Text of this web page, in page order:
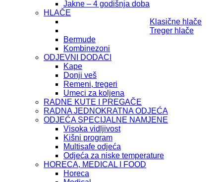
Jakne – 4 godišnja doba
HLAČE
Klasične hlače
Treger hlače
Bermude
Kombinezoni
ODJEVNI DODACI
Kape
Donji veš
Remeni, tregeri
Umeci za koljena
RADNE KUTE I PREGAČE
RADNA JEDNOKRATNA ODJEĆA
ODJEĆA SPECIJALNE NAMJENE
Visoka vidljivost
Kišni program
Multisafe odjeća
Odjeća za niske temperature
HORECA, MEDICAL I FOOD
Horeca